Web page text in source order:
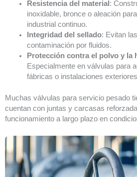
Resistencia del material :
inoxidable, bronce o aleación
industrial continuo.
Integridad del sellado: Evitan
contaminación por fluidos.
Protección contra el polvo y la
Especialmente en válvulas para
fábricas o instalaciones
Muchas válvulas para servicio pesado
cuentan con juntas y carcasas
funcionamiento a largo plazo en